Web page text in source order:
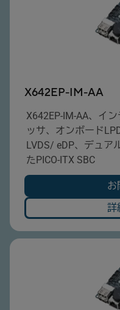
X642EP-IM-AA
X642EP-IM-AA、イ
ッサ、オンボード
LVDS/ eDP、デュア
たPICO-ITX SBC
お
詳